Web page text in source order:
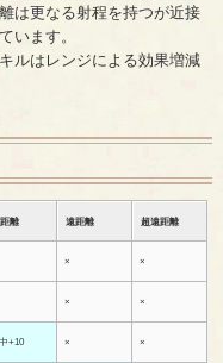
は更なる射程を持つが近接
います。
ルはレンジによる効果増減
離 遠距離 超遠距離
× ×
× ×
+10 × ×